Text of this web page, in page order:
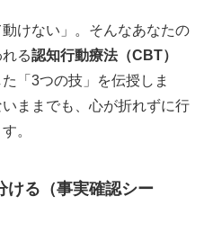
けない」。そんなあなたの
る認知行動療法（CBT）
「3つの技」を伝授しま
ままでも、心が折れずに行
。
ける（事実確認シー